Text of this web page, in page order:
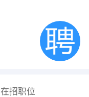
在招职位